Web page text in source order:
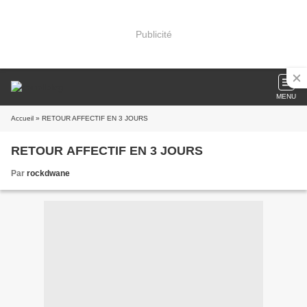
Publicité
MENU
Accueil » RETOUR AFFECTIF EN 3 JOURS
RETOUR AFFECTIF EN 3 JOURS
Par rockdwane